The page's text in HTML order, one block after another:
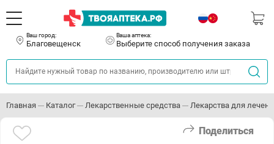
Ваш город:
Благовещенск
Ваша аптека:
Выберите способ получения заказа
Главная Каталог Лекарственные средства Лекарства для
Поделиться